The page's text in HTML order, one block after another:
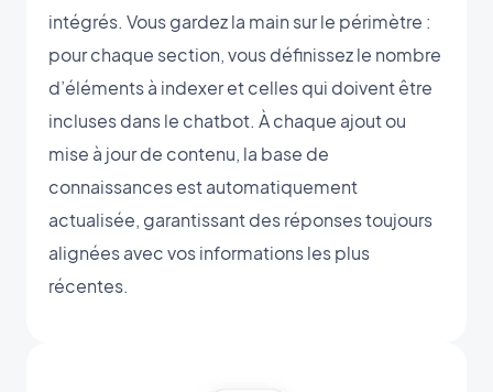
intégrés. Vous gardez la main sur le périmètre :
pour chaque section, vous définissez le nombre
d’éléments à indexer et celles qui doivent être
incluses dans le chatbot. À chaque ajout ou
mise à jour de contenu, la base de
connaissances est automatiquement
actualisée, garantissant des réponses toujours
alignées avec vos informations les plus
récentes.